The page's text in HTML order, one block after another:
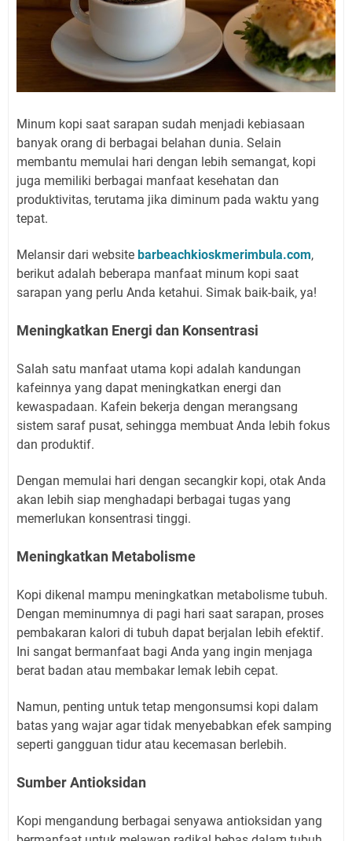
Minum kopi saat sarapan sudah menjadi kebiasaan
banyak orang di berbagai belahan dunia. Selain
membantu memulai hari dengan lebih semangat, kopi
juga memiliki berbagai manfaat kesehatan dan
produktivitas, terutama jika diminum pada waktu yang
tepat.
Melansir dari website barbeachkioskmerimbula.com,
berikut adalah beberapa manfaat minum kopi saat
sarapan yang perlu Anda ketahui. Simak baik-baik, ya!
Meningkatkan Energi dan Konsentrasi
Salah satu manfaat utama kopi adalah kandungan
kafeinnya yang dapat meningkatkan energi dan
kewaspadaan. Kafein bekerja dengan merangsang
sistem saraf pusat, sehingga membuat Anda lebih fokus
dan produktif.
Dengan memulai hari dengan secangkir kopi, otak Anda
akan lebih siap menghadapi berbagai tugas yang
memerlukan konsentrasi tinggi.
Meningkatkan Metabolisme
Kopi dikenal mampu meningkatkan metabolisme tubuh.
Dengan meminumnya di pagi hari saat sarapan, proses
pembakaran kalori di tubuh dapat berjalan lebih efektif.
Ini sangat bermanfaat bagi Anda yang ingin menjaga
berat badan atau membakar lemak lebih cepat.
Namun, penting untuk tetap mengonsumsi kopi dalam
batas yang wajar agar tidak menyebabkan efek samping
seperti gangguan tidur atau kecemasan berlebih.
Sumber Antioksidan
Kopi mengandung berbagai senyawa antioksidan yang